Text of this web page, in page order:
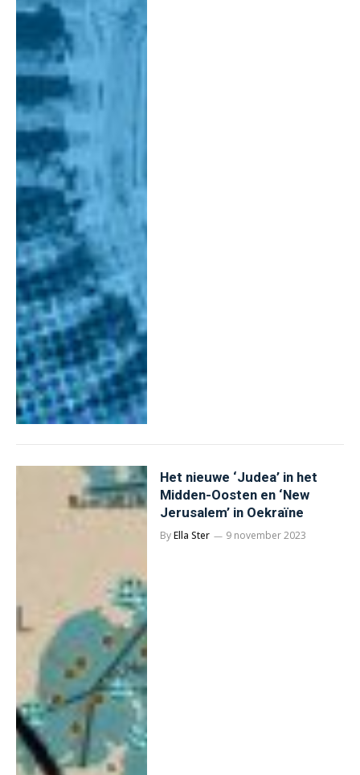
Het nieuwe ‘Judea’ in het
Midden-Oosten en ‘New
Jerusalem’ in Oekraïne
ByElla Ster 9 november 2023